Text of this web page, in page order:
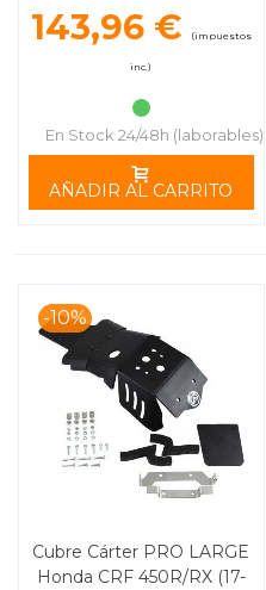
143,96 € (impuestos
inc.)
En Stock 24/48h (laborables)
AÑADIR AL CARRITO
-10%
Cubre Cárter PRO LARGE
Honda CRF 450R/RX (17-